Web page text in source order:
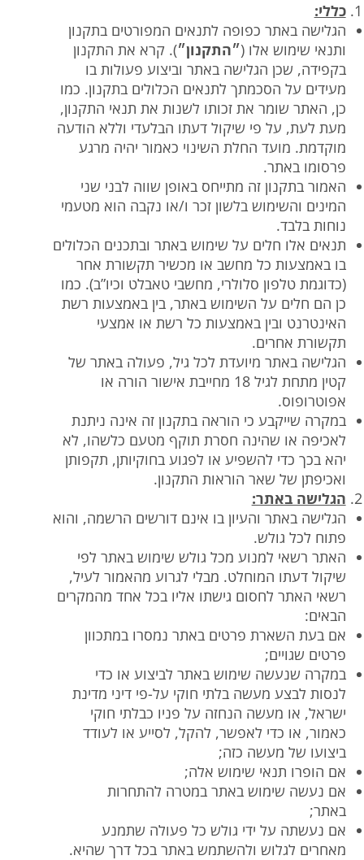
כללי:
הגלישה באתר כפופה לתנאים המפורטים בתקנון
ותנאי שימוש אלו (״התקנון״). קרא את התקנון
בקפידה, שכן הגלישה באתר וביצוע פעולות בו
מעידים על הסכמתך לתנאים הכלולים בתקנון. כמו
כן, האתר שומר את זכותו לשנות את תנאי התקנון,
מעת לעת, על פי שיקול דעתו הבלעדי וללא הודעה
מוקדמת. מועד החלת השינוי כאמור יהיה מרגע
פרסומו באתר.
האמור בתקנון זה מתייחס באופן שווה לבני שני
המינים והשימוש בלשון זכר ו/או נקבה הוא מטעמי
נוחות בלבד.
תנאים אלו חלים על שימוש באתר ובתכנים הכלולים
בו באמצעות כל מחשב או מכשיר תקשורת אחר
(כדוגמת טלפון סלולרי, מחשבי טאבלט וכיו”ב). כמו
כן הם חלים על השימוש באתר, בין באמצעות רשת
האינטרנט ובין באמצעות כל רשת או אמצעי
תקשורת אחרים.
הגלישה באתר מיועדת לכל גיל, פעולה באתר של
קטין מתחת לגיל 18 מחייבת אישור הורה או
אפוטרופוס.
במקרה שייקבע כי הוראה בתקנון זה אינה ניתנת
לאכיפה או שהינה חסרת תוקף מטעם כלשהו, לא
יהא בכך כדי להשפיע או לפגוע בחוקיותן, תקפותן
ואכיפתן של שאר הוראות התקנון.
הגלישה באתר:
הגלישה באתר והעיון בו אינם דורשים הרשמה, והוא
פתוח לכל גולש.
האתר רשאי למנוע מכל גולש שימוש באתר לפי
שיקול דעתו המוחלט. מבלי לגרוע מהאמור לעיל,
רשאי האתר לחסום גישתו אליו בכל אחד מהמקרים
הבאים:
אם בעת השארת פרטים באתר נמסרו במתכוון
פרטים שגויים;
במקרה שנעשה שימוש באתר לביצוע או כדי
לנסות לבצע מעשה בלתי חוקי על-פי דיני מדינת
ישראל, או מעשה הנחזה על פניו כבלתי חוקי
כאמור, או כדי לאפשר, להקל, לסייע או לעודד
ביצועו של מעשה כזה;
אם הופרו תנאי שימוש אלה;
אם נעשה שימוש באתר במטרה להתחרות
באתר;
אם נעשתה על ידי גולש כל פעולה שתמנע
מאחרים לגלוש ולהשתמש באתר בכל דרך שהיא.